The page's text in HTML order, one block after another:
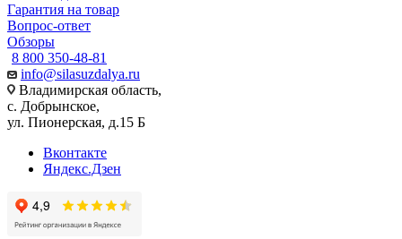
Гарантия на товар
Вопрос-ответ
Обзоры
8 800 350-48-81
info@silasuzdalya.ru
Владимирская область,
с. Добрынское,
ул. Пионерская, д.15 Б
Вконтакте
Яндекс.Дзен